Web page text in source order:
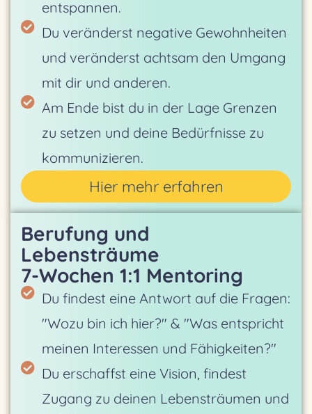
entspannen.
Du veränderst negative Gewohnheiten
und veränderst achtsam den Umgang
mit dir und anderen.
Am Ende bist du in der Lage Grenzen
zu setzen und deine Bedürfnisse zu
kommunizieren.
Hier mehr erfahren
Berufung und
Lebensträume
7-Wochen 1:1 Mentoring
Du findest eine Antwort auf die Fragen:
"Wozu bin ich hier?" & "Was entspricht
meinen Interessen und Fähigkeiten?"
Du erschaffst eine Vision, findest
Zugang zu deinen Lebensträumen und